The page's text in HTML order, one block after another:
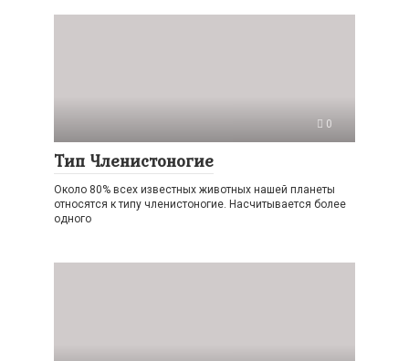
0
Тип Членистоногие
Около 80% всех известных животных нашей планеты
относятся к типу членистоногие. Насчитывается более
одного